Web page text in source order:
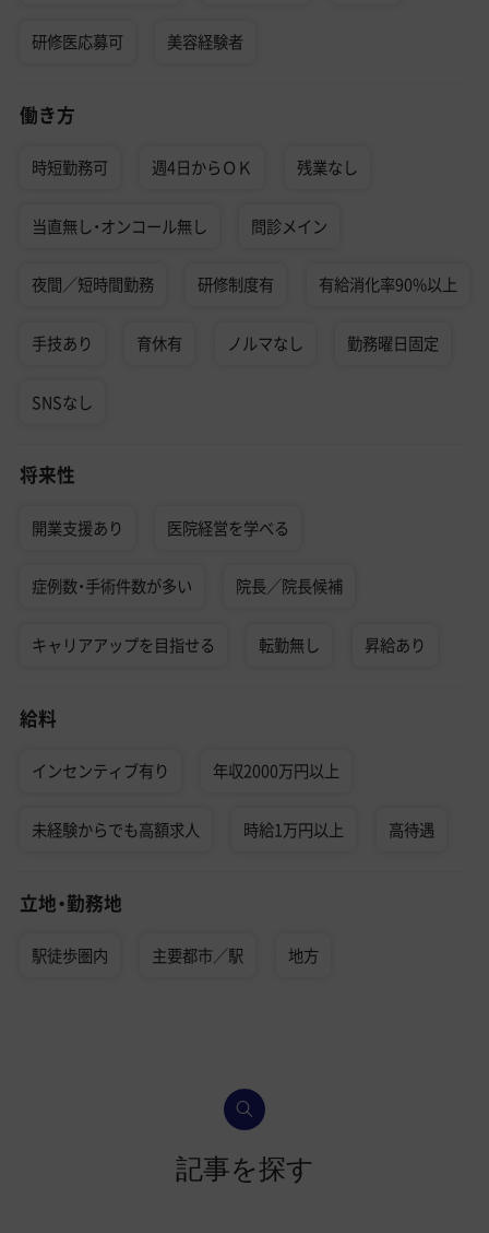
研修医応募可 美容経験者
働き方
時短勤務可 週4日からＯＫ 残業なし
当直無し・オンコール無し 問診メイン
夜間／短時間勤務 研修制度有 有給消化率90%以上
手技あり 育休有 ノルマなし 勤務曜日固定
SNSなし
将来性
開業支援あり 医院経営を学べる
症例数・手術件数が多い 院長／院長候補
キャリアアップを目指せる 転勤無し 昇給あり
給料
インセンティブ有り 年収2000万円以上
未経験からでも高額求人 時給1万円以上 高待遇
立地・勤務地
駅徒歩圏内 主要都市／駅 地方
記事を探す